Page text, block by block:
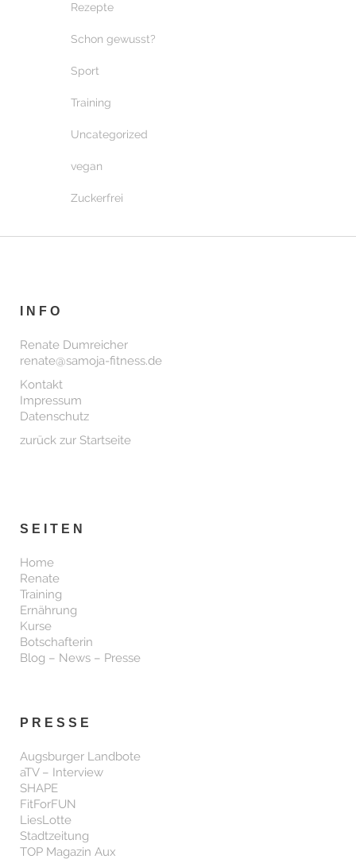
Rezepte
Schon gewusst?
Sport
Training
Uncategorized
vegan
Zuckerfrei
INFO
Renate Dumreicher
renate@samoja-fitness.de
Kontakt
Impressum
Datenschutz
zurück zur Startseite
SEITEN
Home
Renate
Training
Ernährung
Kurse
Botschafterin
Blog – News – Presse
PRESSE
Augsburger Landbote
aTV – Interview
SHAPE
FitForFUN
LiesLotte
Stadtzeitung
TOP Magazin Aux